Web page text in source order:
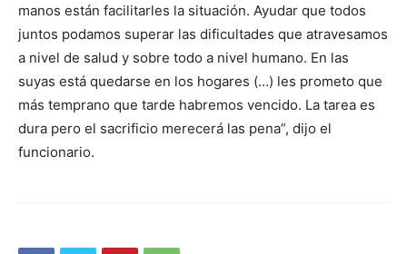
manos están facilitarles la situación. Ayudar que todos
juntos podamos superar las dificultades que atravesamos
a nivel de salud y sobre todo a nivel humano. En las
suyas está quedarse en los hogares (…) les prometo que
más temprano que tarde habremos vencido. La tarea es
dura pero el sacrificio merecerá las pena”, dijo el
funcionario.